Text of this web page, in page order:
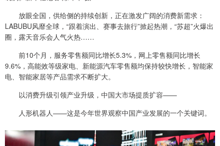
放眼全国，供给侧的持续创新，正在激发广阔的消费新需求：
LABUBU风靡全球，“跟着演出、赛事去旅行”掀起热潮，“苏超”火爆出
圈，露天音乐会人气火热……
前10个月，服务零售额同比增长5.3%，网上零售额同比增长
9.6%，高能效等级家电、新能源汽车零售额均保持较快增长，智能家
电、智能家居等产品需求不断扩大。
以消费升级引领产业升级，中国大市场提质扩容——
人形机器人——这是今年世界观察中国产业发展的一个关键词。